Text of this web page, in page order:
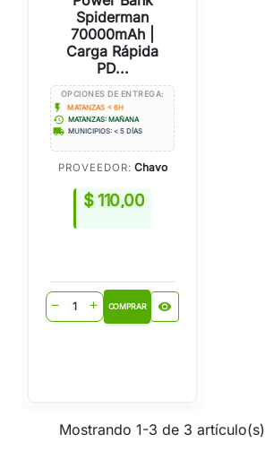
Spiderman
70000mAh |
Carga Rápida
PD...
OPCIONES DE ENTREGA:
flash_on MATANZAS < 6H
history MATANZAS: MAÑANA
local_shipping MUNICIPIOS: < 5 DÍAS
PROVEEDOR: Chavo
$ 110,00
remove add COMPRAR visibility
Mostrando 1-3 de 3 artículo(s)